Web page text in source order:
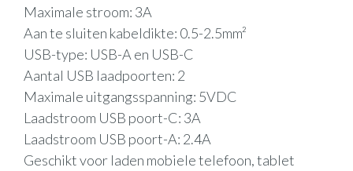
Maximale stroom: 3A
Aan te sluiten kabeldikte: 0.5-2.5mm²
USB-type: USB-A en USB-C
Aantal USB laadpoorten: 2
Maximale uitgangsspanning: 5VDC
Laadstroom USB poort-C: 3A
Laadstroom USB poort-A: 2.4A
Geschikt voor laden mobiele telefoon, tablet